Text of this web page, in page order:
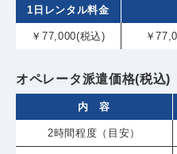
1日レンタル料金
￥77,000(税込) ￥
オペレータ派遣価格(税込)
内 容
2時間程度（目安）